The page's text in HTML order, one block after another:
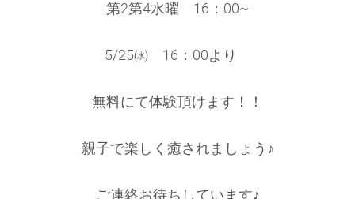
第2第4水曜 16：00~
5/25㈬ 16：00より
無料にて体験頂けます！！
親子で楽しく癒されましょう♪
ご連絡お待ちしています♪